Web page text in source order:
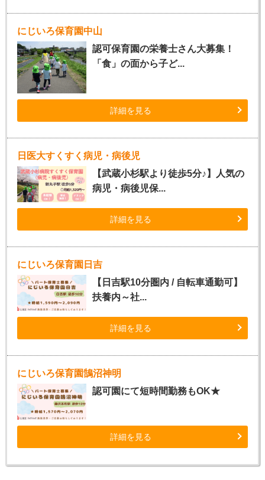
にじいろ保育園中山
認可保育園の栄養士さん大募集！
「食」の面から子ど...
詳細を見る
日医大すくすく病児・病後児
【武蔵小杉駅より徒歩5分♪】人気の
病児・病後児保...
詳細を見る
にじいろ保育園日吉
【日吉駅10分圏内 / 自転車通勤可】
扶養内～社...
詳細を見る
にじいろ保育園鵠沼神明
認可園にて短時間勤務もOK★
詳細を見る